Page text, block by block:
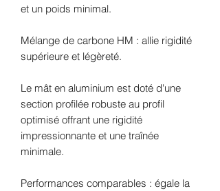
et un poids minimal.
Mélange de carbone HM : allie rigidité
supérieure et légèreté.
Le mât en aluminium est doté d'une
section profilée robuste au profil
optimisé offrant une rigidité
impressionnante et une traînée
minimale.
Performances comparables : égale la